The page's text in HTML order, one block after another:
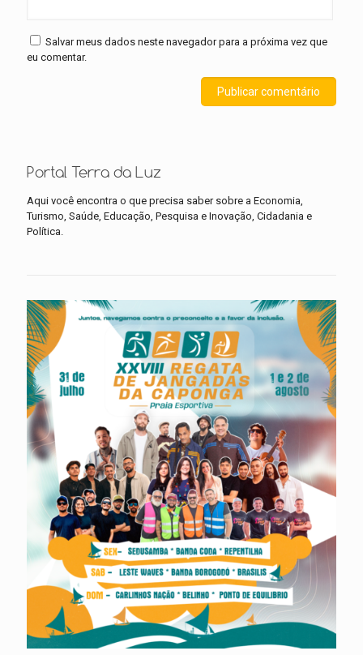
Salvar meus dados neste navegador para a próxima vez que
eu comentar.
Portal Terra da Luz
Aqui você encontra o que precisa saber sobre a Economia,
Turismo, Saúde, Educação, Pesquisa e Inovação, Cidadania e
Política.